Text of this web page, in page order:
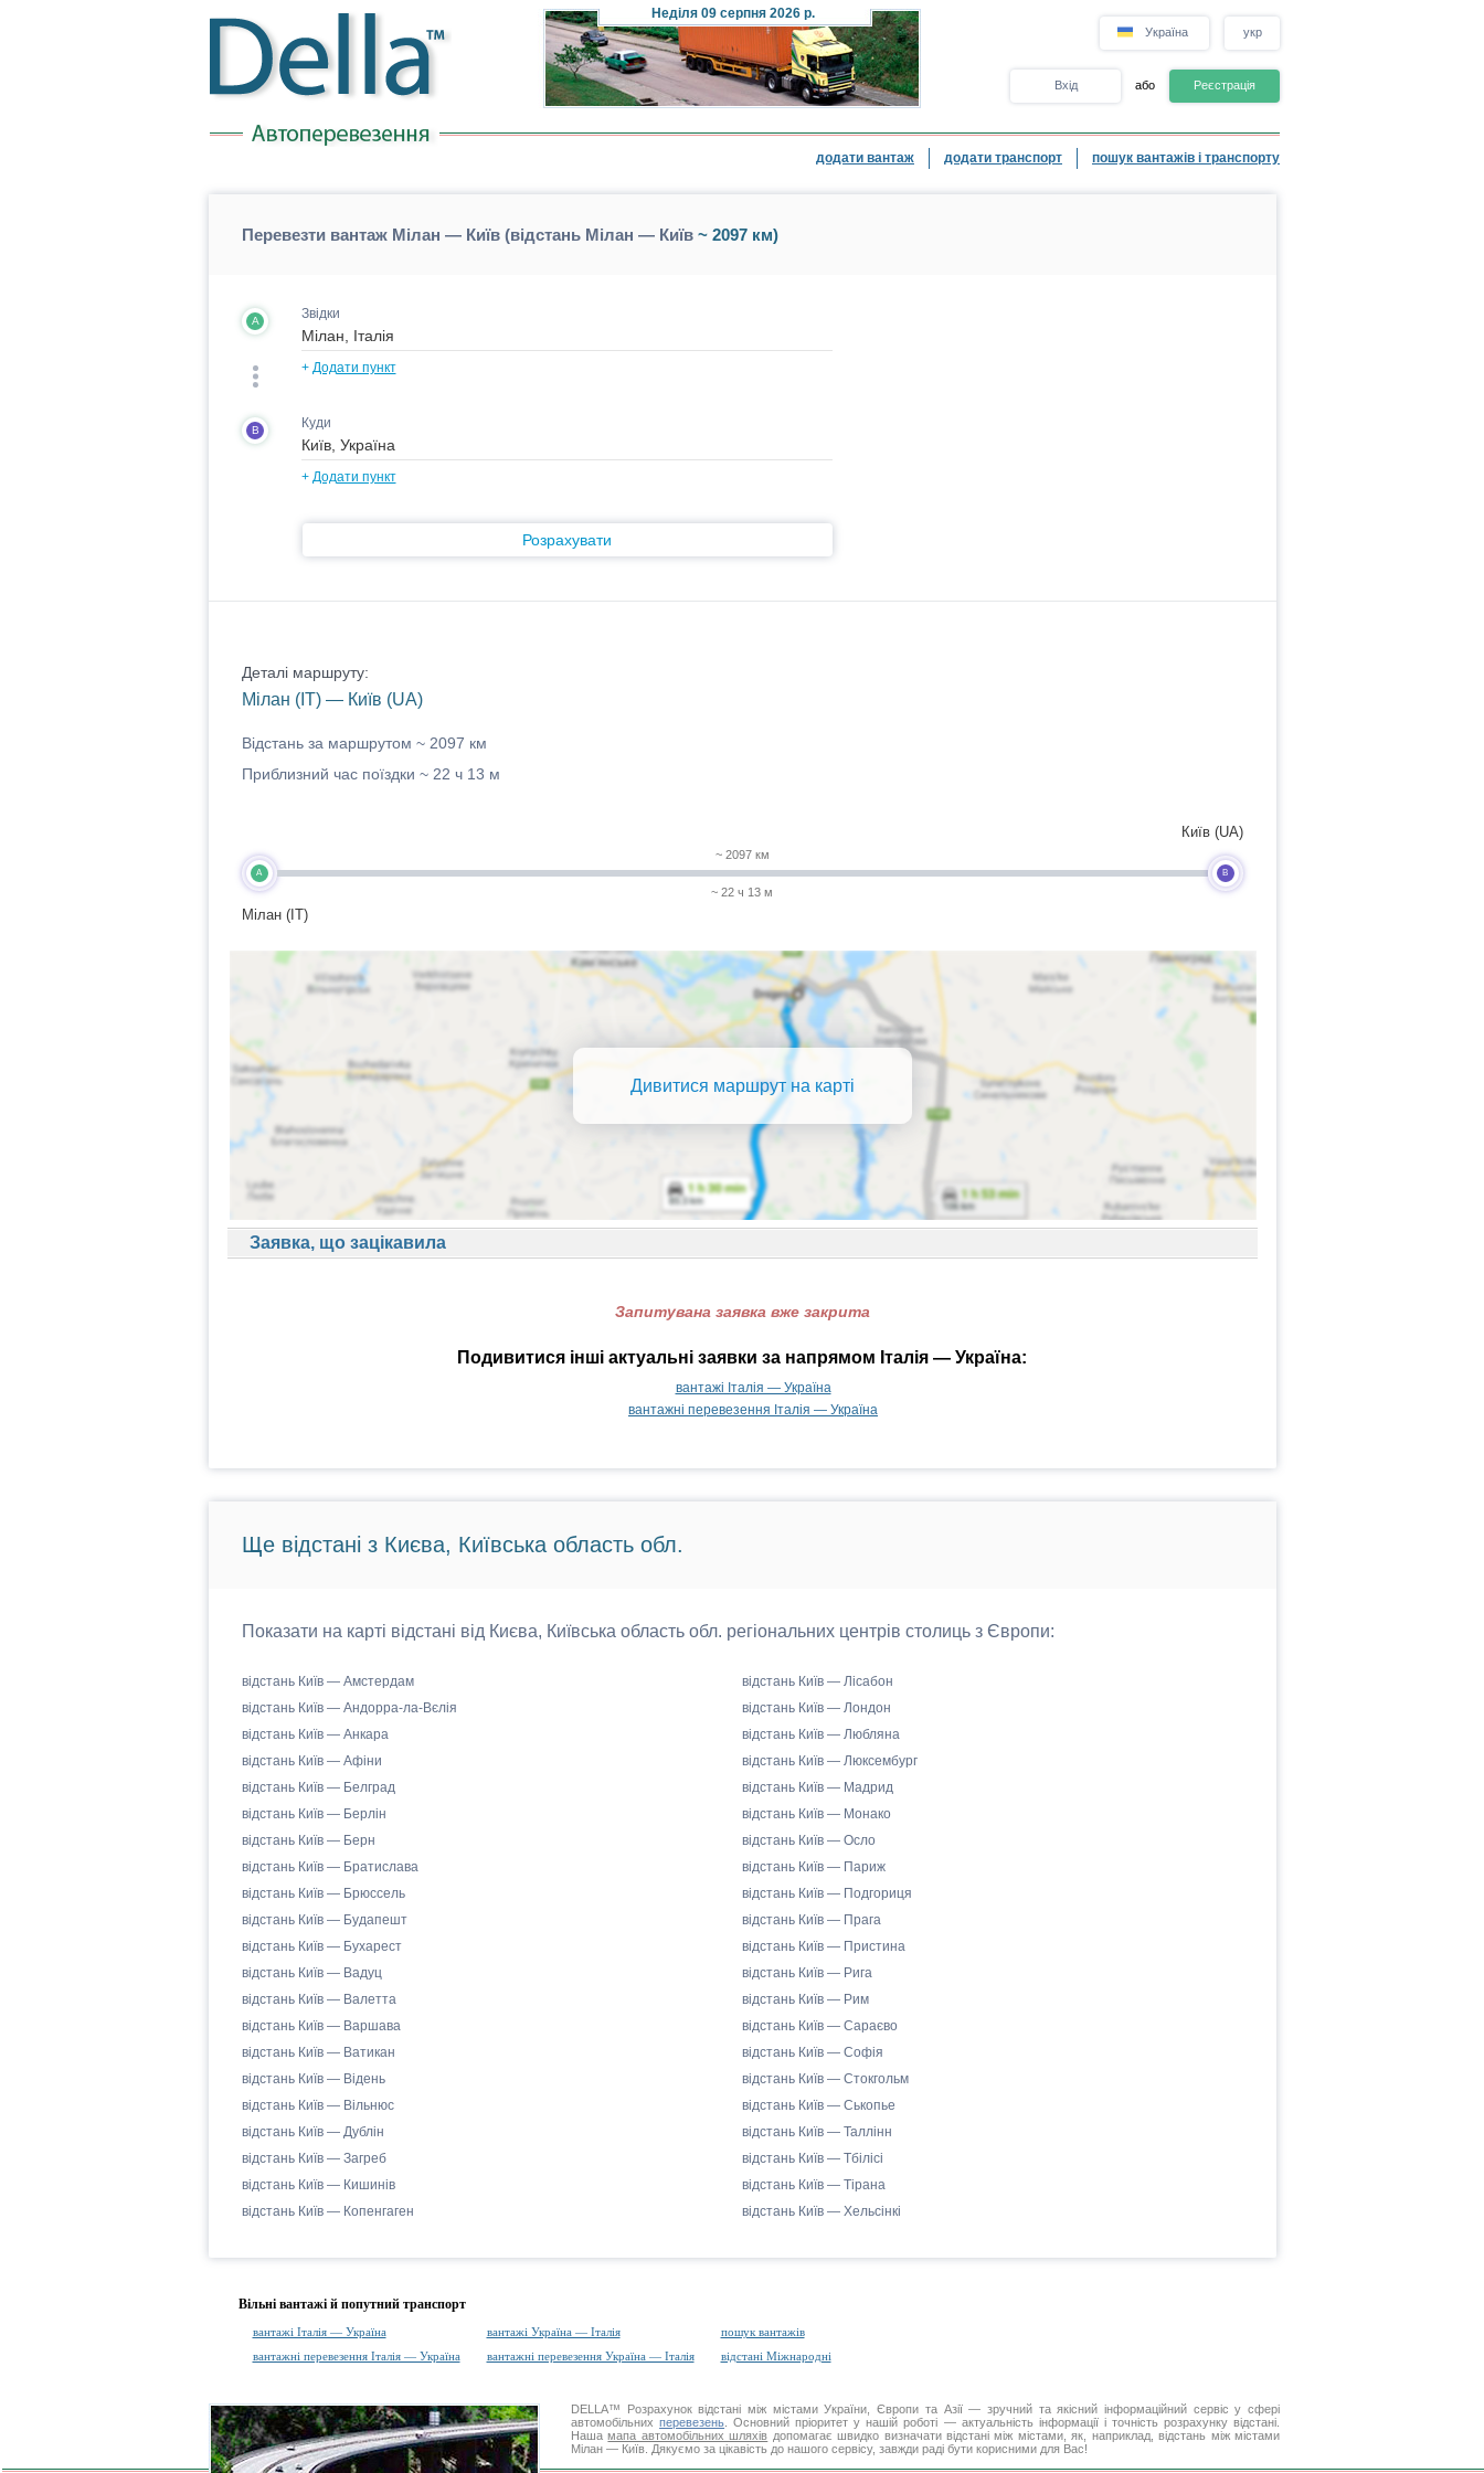
Неділя 09 серпня 2026 р.
Україна укр
Вхід або Реєстрація
додати вантаж додати транспорт пошук вантажів і транспорту
Перевезти вантаж Мілан — Київ (відстань Мілан — Київ~ 2097 км)
A Звідки
+ Додати пункт
B Куди
+ Додати пункт
Розрахувати
Деталі маршруту:
Мілан (IT) — Київ (UA)
Відстань за маршрутом ~ 2097 км
Приблизний час поїздки ~ 22 ч 13 м
A
Мілан (IT)
~ 2097 км
~ 22 ч 13 м
B
Київ (UA)
Дивитися маршрут на карті
Заявка, що зацікавила
Запитувана заявка вже закрита
Подивитися інші актуальні заявки за напрямом Італія — Україна:
вантажі Італія — Україна
вантажні перевезення Італія — Україна
Ще відстані з Києва, Київська область обл.
Показати на карті відстані від Києва, Київська область обл. регіональних центрів столиць з Європи:
відстань Київ — Амстердам
відстань Київ — Андорра-ла-Вєлія
відстань Київ — Анкара
відстань Київ — Афіни
відстань Київ — Белград
відстань Київ — Берлін
відстань Київ — Берн
відстань Київ — Братислава
відстань Київ — Брюссель
відстань Київ — Будапешт
відстань Київ — Бухарест
відстань Київ — Вадуц
відстань Київ — Валетта
відстань Київ — Варшава
відстань Київ — Ватикан
відстань Київ — Відень
відстань Київ — Вільнюс
відстань Київ — Дублін
відстань Київ — Загреб
відстань Київ — Кишинів
відстань Київ — Копенгаген
відстань Київ — Лісабон
відстань Київ — Лондон
відстань Київ — Любляна
відстань Київ — Люксембург
відстань Київ — Мадрид
відстань Київ — Монако
відстань Київ — Осло
відстань Київ — Париж
відстань Київ — Подгориця
відстань Київ — Прага
відстань Київ — Пристина
відстань Київ — Рига
відстань Київ — Рим
відстань Київ — Сараєво
відстань Київ — Софія
відстань Київ — Стокгольм
відстань Київ — Ськопье
відстань Київ — Таллінн
відстань Київ — Тбілісі
відстань Київ — Тірана
відстань Київ — Хельсінкі
Вільні вантажі й попутний транспорт
вантажі Італія — Україна вантажі Україна — Італія
пошук вантажів
вантажні перевезення Італія — Україна
вантажні перевезення Україна — Італія відстані Міжнародні
DELLA™ Розрахунок відстані між містами України, Європи та Азії — зручний та якісний інформаційний сервіс у сфері
автомобільнихперевезень . Основний пріоритет у нашій роботі — актуальність інформації і точність розрахунку відстані.
Нашамапа автомобільних шляхів допомагає швидко визначати відстані між містами, як, наприклад, відстань між містами
Мілан — Київ. Дякуємо за цікавість до нашого сервісу, завжди раді бути корисними для Вас!